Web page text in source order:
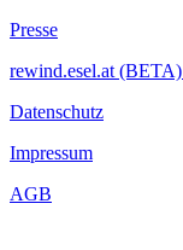
Presse
rewind.esel.at (BETA)
Datenschutz
Impressum
AGB